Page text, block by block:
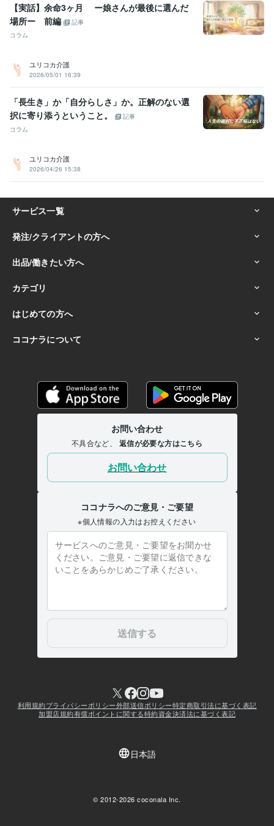
【実話】余命3ヶ月 ー娘さんが最後に選んだ
場所ー 前編
記事
コラム
ユリコカ介護
2026/05/01 16:39
「長生き」か「自分らしさ」か。正解のない選
択に寄り添うということ。
記事
コラム
ユリコカ介護
2026/04/26 15:38